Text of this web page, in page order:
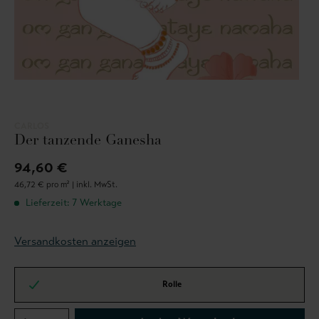
Der tanzende Ganesha
94,60 €
46,72 € pro m² | inkl. MwSt.
Lieferzeit: 7 Werktage
Versandkosten anzeigen
Rolle